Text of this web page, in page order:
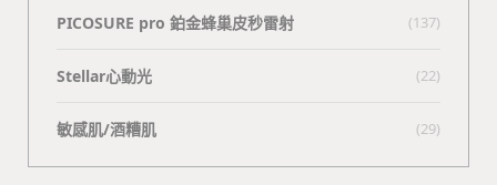
PICOSURE pro 鉑金蜂巢皮秒雷射 (137)
Stellar心動光 (22)
敏感肌/酒糟肌 (29)